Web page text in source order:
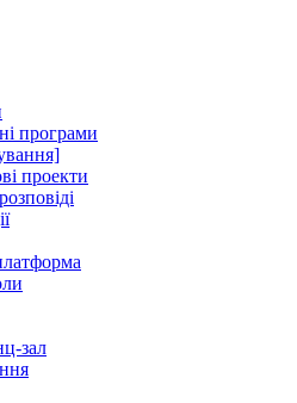
програми
проекти
зал